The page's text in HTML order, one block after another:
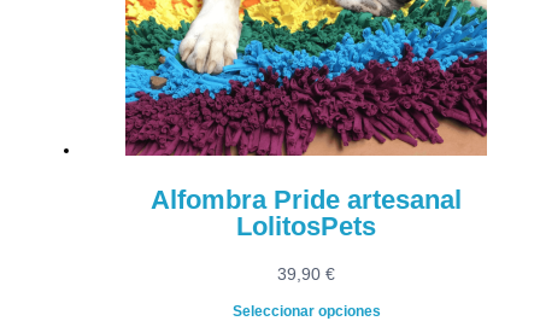
Alfombra Pride artesanal
LolitosPets
39,90 €
Seleccionar opciones